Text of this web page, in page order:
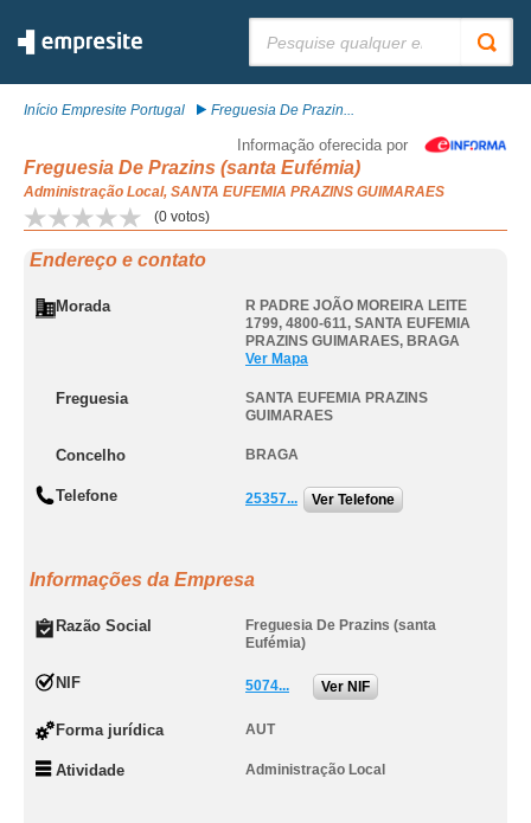
Início Empresite Portugal Freguesia De Prazin...
Informação oferecida por
Freguesia De Prazins (santa Eufémia)
Administração Local, SANTA EUFEMIA PRAZINS GUIMARAES
(0 votos)
Endereço e contato
Morada
R PADRE JOÃO MOREIRA LEITE
1799, 4800-611, SANTA EUFEMIA
PRAZINS GUIMARAES, BRAGA
Ver Mapa
Freguesia
SANTA EUFEMIA PRAZINS
GUIMARAES
Concelho BRAGA
Telefone 25357... Ver Telefone
Informações da Empresa
Razão Social
Freguesia De Prazins (santa
Eufémia)
NIF 5074... Ver NIF
Forma jurídica AUT
Atividade Administração Local